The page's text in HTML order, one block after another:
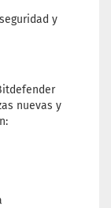
y
nuevas y